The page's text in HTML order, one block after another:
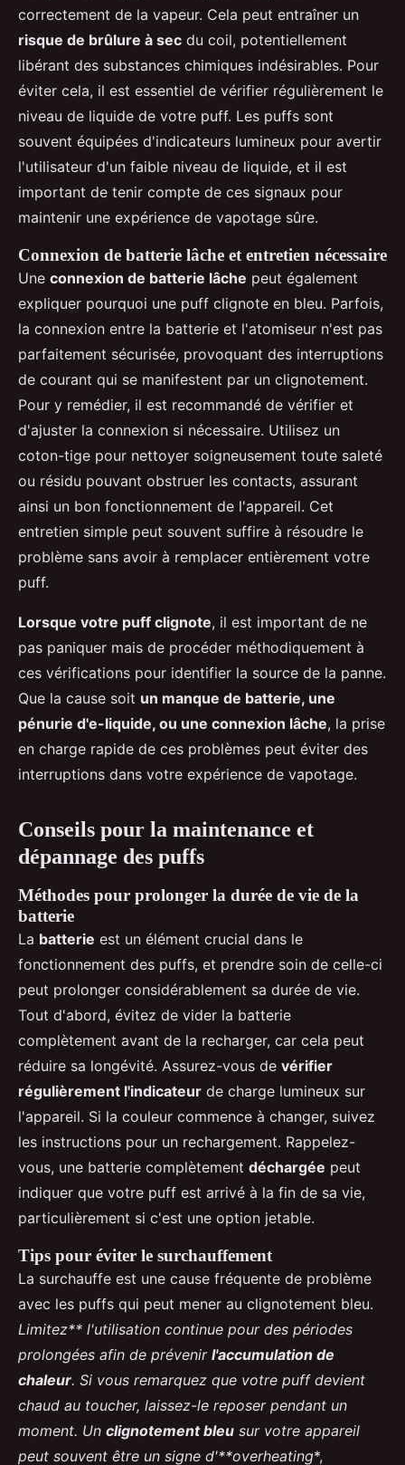
correctement de la vapeur. Cela peut entraîner un
risque de brûlure à sec du coil, potentiellement
libérant des substances chimiques indésirables. Pour
éviter cela, il est essentiel de vérifier régulièrement le
niveau de liquide de votre puff. Les puffs sont
souvent équipées d'indicateurs lumineux pour avertir
l'utilisateur d'un faible niveau de liquide, et il est
important de tenir compte de ces signaux pour
maintenir une expérience de vapotage sûre.
Connexion de batterie lâche et entretien nécessaire
Une connexion de batterie lâche peut également
expliquer pourquoi une puff clignote en bleu. Parfois,
la connexion entre la batterie et l'atomiseur n'est pas
parfaitement sécurisée, provoquant des interruptions
de courant qui se manifestent par un clignotement.
Pour y remédier, il est recommandé de vérifier et
d'ajuster la connexion si nécessaire. Utilisez un
coton-tige pour nettoyer soigneusement toute saleté
ou résidu pouvant obstruer les contacts, assurant
ainsi un bon fonctionnement de l'appareil. Cet
entretien simple peut souvent suffire à résoudre le
problème sans avoir à remplacer entièrement votre
puff.
Lorsque votre puff clignote, il est important de ne
pas paniquer mais de procéder méthodiquement à
ces vérifications pour identifier la source de la panne.
Que la cause soit un manque de batterie, une
pénurie d'e-liquide, ou une connexion lâche, la prise
en charge rapide de ces problèmes peut éviter des
interruptions dans votre expérience de vapotage.
Conseils pour la maintenance et
dépannage des puffs
Méthodes pour prolonger la durée de vie de la
batterie
La batterie est un élément crucial dans le
fonctionnement des puffs, et prendre soin de celle-ci
peut prolonger considérablement sa durée de vie.
Tout d'abord, évitez de vider la batterie
complètement avant de la recharger, car cela peut
réduire sa longévité. Assurez-vous de vérifier
régulièrement l'indicateur de charge lumineux sur
l'appareil. Si la couleur commence à changer, suivez
les instructions pour un rechargement. Rappelez-
vous, une batterie complètement déchargée peut
indiquer que votre puff est arrivé à la fin de sa vie,
particulièrement si c'est une option jetable.
Tips pour éviter le surchauffement
La surchauffe est une cause fréquente de problème
avec les puffs qui peut mener au clignotement bleu.
Limitez** l'utilisation continue pour des périodes
prolongées afin de prévenir l'accumulation de
chaleur. Si vous remarquez que votre puff devient
chaud au toucher, laissez-le reposer pendant un
moment. Un clignotement bleu sur votre appareil
peut souvent être un signe d'**overheating*,